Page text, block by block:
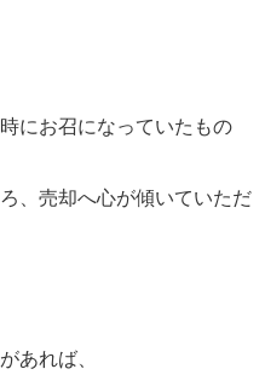
にお召になっていたもの
、売却へ心が傾いていただ
あれば、